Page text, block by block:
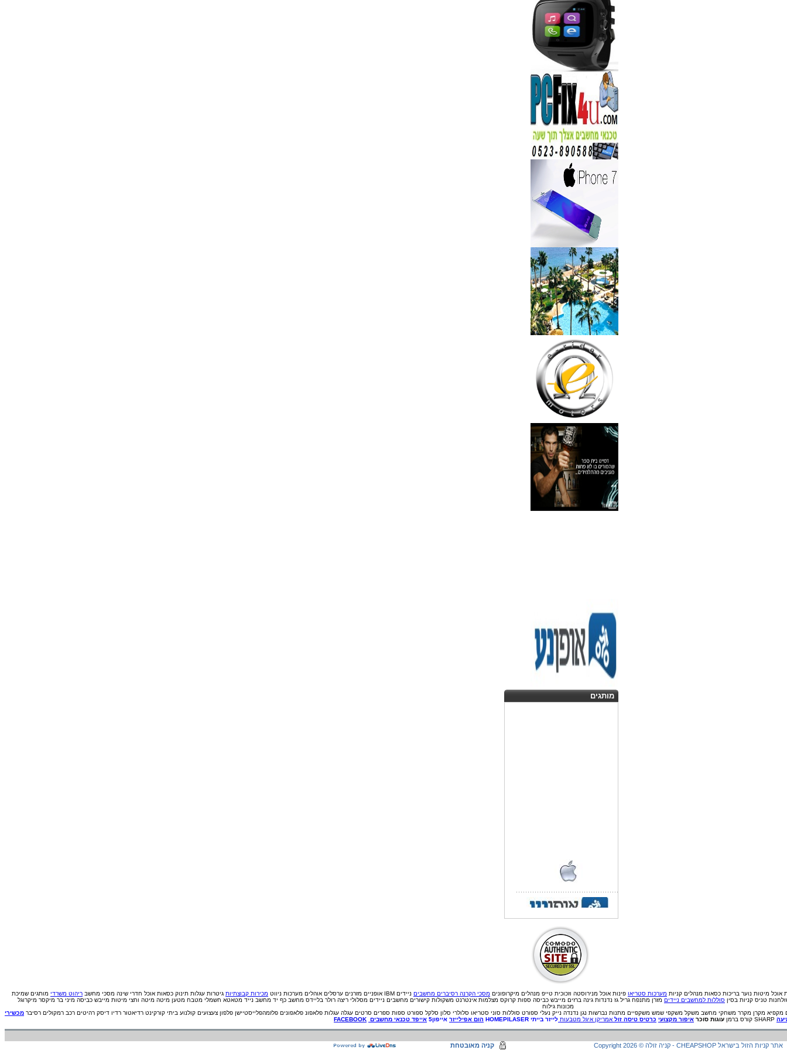
150
₪
מידע נוסף
נגן DVD קורא DIVX עם USB
מבית PIONEER
החל מ- 349 ₪
מידע נוסף
מברשות איפור מיקצועי למאפרים
349
₪
מידע נוסף
מעגל ריסים חשמלי
40
₪
מידע נוסף
מצלמות אינפרא
499
₪
מידע נוסף
18 מברשות למאפרים + נרתיק
ג'מס אדום מעור
720
₪
פינצטה לד מאירה
30
₪
מידע נוסף
Pour Homme125ML by I
285
₪
מידע נוסף
מותגים
אוכל מיטות נוער בריכות כסאות מנהלים קניות מערכות סטריאו פינות אוכל מנירוסטה וזכוכית טייפ מנהלים מיקרופונים מסכי הקרנה רסיברים מחשבים ניידים IBM אופניים מזרנים ערסלים אוהלים מערכות ניווט מכירות קבוצתיות גיטרות עגלות תינוק כסאות אוכל חדרי שינה מסכי מחשב ריהוט משרדי מותגים שמיכת
טניס קניות בסין סוללות למחשבים ניידים מזרן מתנפח גריל גז נדנדות גינה ברזים מייבש כביסה ספות קרוקס מצלמות אינטרנט משקולות קישורים מחשבים ניידים מסלולי ריצה רולר בליידס מחשב כף יד מחשב נייד מטאטא חשמלי מטבח מטען מיטה מיטה וחצי מיטות מייבש כביסה מיני בר מיקסר מיקרוגל
מכונות גילוח
מקפיא מקרן מקרר משחקי מחשב משקל משקפי שמש משקפיים מתנות נברשות נגן נדנדה נייק נעלי ספורט סוללות סוני סטריאו סלולרי סלון סלקל ספורט ספות ספרים סרטים עגלה עגלות פלאפונ פלאפונים פלזמהפלייסטיישן פלפון צעצועים קולנוע ביתי קורקינט רדיאטור רדיו דיסק רהיטים רכב רמקולים רסיבר מכשירי
עוגות סוכר איפור מקצועי כרטיס טיסה זול אמריקן איגל מטבעות לייזר בייתי HOMEPILASER הום אפילייזר אייפון5 אייפד טכנאי מחשבים FACEBOOK
Copyright 2026 © קניה זולה - CHEAPSHOP אתר קניות הזול בישראל קניה מאובטחת